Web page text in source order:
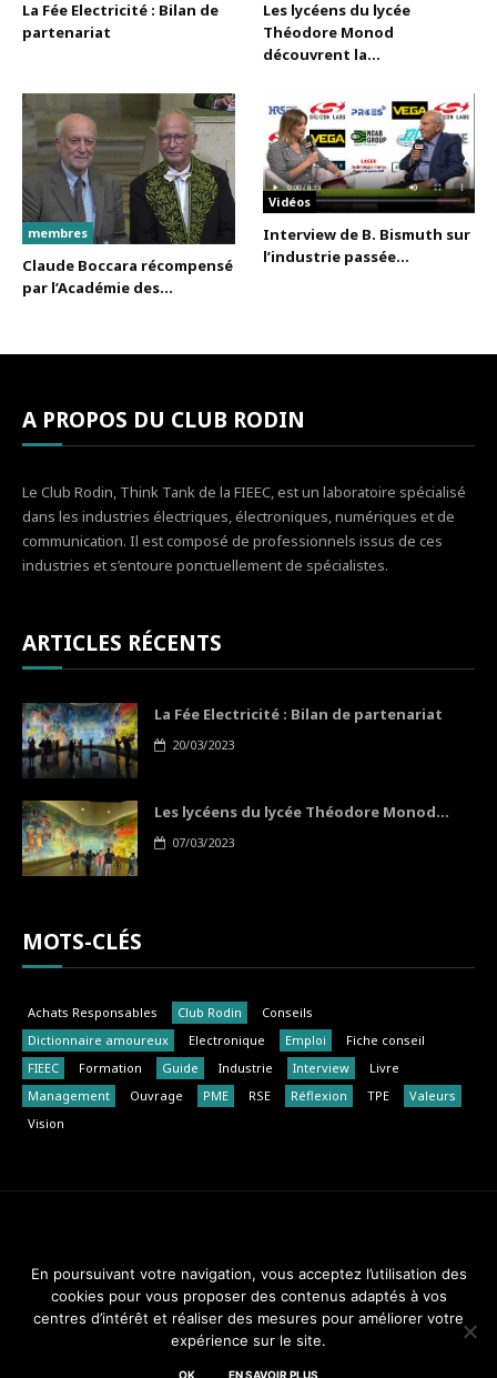
La Fée Electricité : Bilan de
partenariat
Les lycéens du lycée
Théodore Monod
découvrent la...
membres
Claude Boccara récompensé
par l’Académie des...
Vidéos
Interview de B. Bismuth sur
l’industrie passée...
A PROPOS DU CLUB RODIN
Le Club Rodin, Think Tank de la FIEEC, est un laboratoire spécialisé
dans les industries électriques, électroniques, numériques et de
communication. Il est composé de professionnels issus de ces
industries et s’entoure ponctuellement de spécialistes.
ARTICLES RÉCENTS
La Fée Electricité : Bilan de partenariat
20/03/2023
Les lycéens du lycée Théodore Monod...
07/03/2023
MOTS-CLÉS
Achats Responsables Club Rodin
Conseils
Dictionnaire amoureux
Electronique Emploi
Fiche conseil
FIEEC
Formation Guide Industrie Interview
Livre
Management
Ouvrage PME RSE Réflexion TPE
Valeurs
Vision
Club Rodin - FIEEC © 2014-2018. Tous droits réservés.
Design & Maintenance :Web Réponses - 01 82 28 51 34
MEMBRES MENTIONS LÉGALES
En poursuivant votre navigation, vous acceptez l’utilisation des
cookies pour vous proposer des contenus adaptés à vos
centres d’intérêt et réaliser des mesures pour améliorer votre
expérience sur le site.
OK EN SAVOIR PLUS